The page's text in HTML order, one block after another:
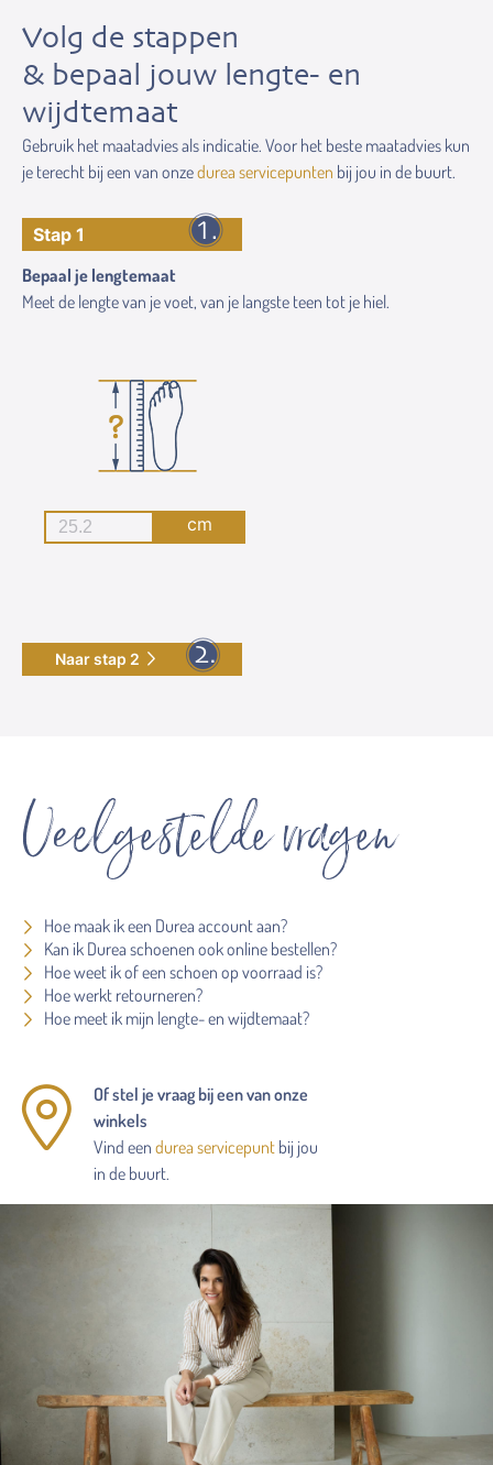
Volg de stappen
& bepaal jouw lengte- en
wijdtemaat
Gebruik het maatadvies als indicatie. Voor het beste maatadvies kun
je terecht bij een van onzedurea servicepunten bij jou in de buurt.
Stap 1
Bepaal je lengtemaat
Meet de lengte van je voet, van je langste teen tot je hiel.
cm
Naar stap 2
Veelgestelde vragen
Hoe maak ik een Durea account aan?
Kan ik Durea schoenen ook online bestellen?
Hoe weet ik of een schoen op voorraad is?
Hoe werkt retourneren?
Hoe meet ik mijn lengte- en wijdtemaat?
Of stel je vraag bij een van onze
winkels
Vind een durea servicepunt bij jou
in de buurt.